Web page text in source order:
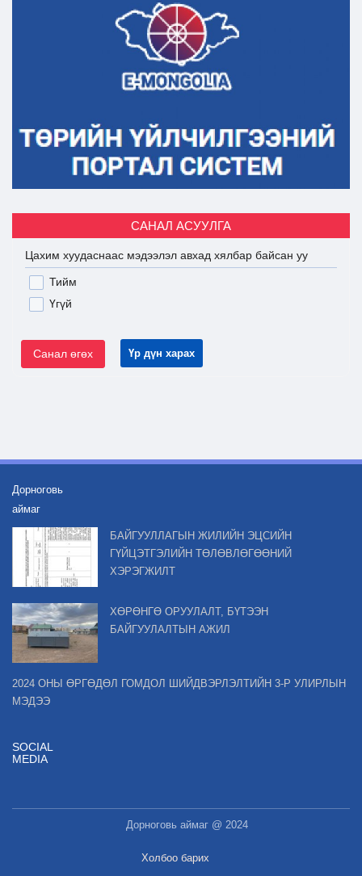
САНАЛ АСУУЛГА
Цахим хуудаснаас мэдээлэл авхад хялбар байсан уу
Тийм
Үгүй
Санал өгөх Үр дүн харах
Дорноговь
аймаг
БАЙГУУЛЛАГЫН ЖИЛИЙН ЭЦСИЙН
ГҮЙЦЭТГЭЛИЙН ТӨЛӨВЛӨГӨӨНИЙ
ХЭРЭГЖИЛТ
ХӨРӨНГӨ ОРУУЛАЛТ, БҮТЭЭН
БАЙГУУЛАЛТЫН АЖИЛ
2024 ОНЫ ӨРГӨДӨЛ ГОМДОЛ ШИЙДВЭРЛЭЛТИЙН 3-Р УЛИРЛЫН
МЭДЭЭ
SOCIAL
MEDIA
Дорноговь аймаг @ 2024
Холбоо барих